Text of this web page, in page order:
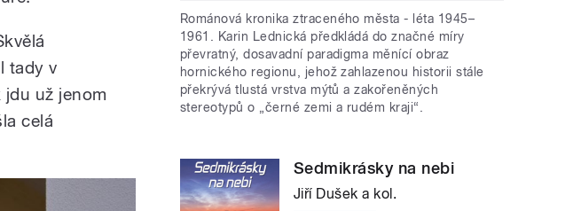
tady v
už jenom
celá
Románová kronika ztraceného města - léta 1945–
1961. Karin Lednická předkládá do značné míry
převratný, dosavadní paradigma měnící obraz
hornického regionu, jehož zahlazenou historii stále
překrývá tlustá vrstva mýtů a zakořeněných
stereotypů o „černé zemi a rudém kraji“.
Sedmikrásky na nebi
Jiří Dušek a kol.